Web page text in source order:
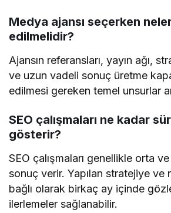
Medya ajansı seçerken
edilmelidir?
Ajansın referansları, yayın ağı,
ve uzun vadeli sonuç üretme
edilmesi gereken temel unsurlar
SEO çalışmaları ne kadar
gösterir?
SEO çalışmaları genellikle orta
sonuç verir. Yapılan stratejiye ve
bağlı olarak birkaç ay içinde
ilerlemeler sağlanabilir.